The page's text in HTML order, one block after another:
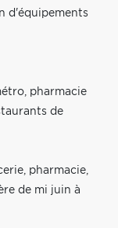
d'équipements
pharmacie
de
pharmacie,
de mi juin à